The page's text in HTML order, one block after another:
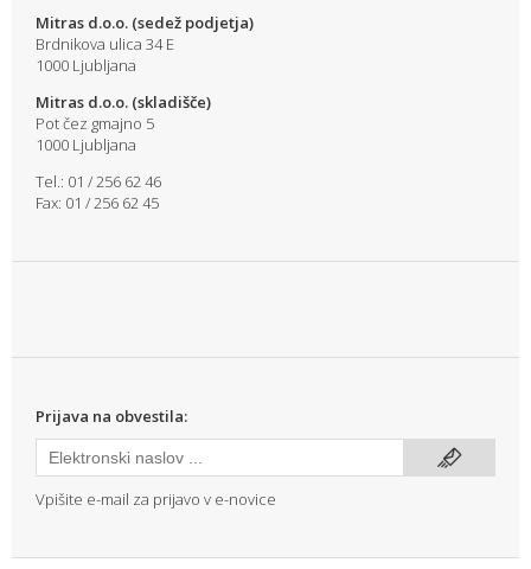
Mitras d.o.o. (sedež podjetja)
Brdnikova ulica 34 E
1000 Ljubljana
Mitras d.o.o. (skladišče)
Pot čez gmajno 5
1000 Ljubljana
Tel.: 01 / 256 62 46
Fax: 01 / 256 62 45
Prijava na obvestila:
Vpišite e-mail za prijavo v e-novice